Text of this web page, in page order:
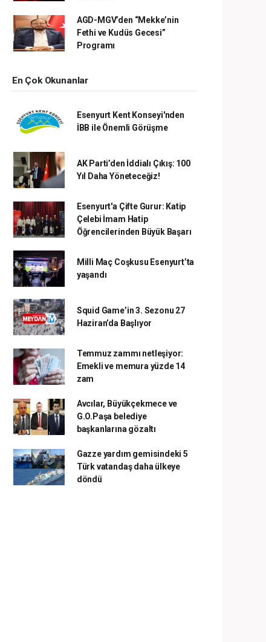
AGD-MGV’den “Mekke’nin
Fethi ve Kudüs Gecesi”
Programı
En Çok Okunanlar
Esenyurt Kent Konseyi'nden
İBB ile Önemli Görüşme
AK Parti’den İddialı Çıkış: 100
Yıl Daha Yöneteceğiz!
Esenyurt'a Çifte Gurur: Katip
Çelebi İmam Hatip
Öğrencilerinden Büyük Başarı
Milli Maç Coşkusu Esenyurt’ta
yaşandı
Squid Game’in 3. Sezonu 27
Haziran’da Başlıyor
Temmuz zammı netleşiyor:
Emekli ve memura yüzde 14
zam
Avcılar, Büyükçekmece ve
G.O.Paşa belediye
başkanlarına gözaltı
Gazze yardım gemisindeki 5
Türk vatandaş daha ülkeye
döndü